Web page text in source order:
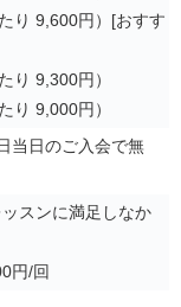
り 9,600円）[おすす
り 9,300円）
り 9,000円）
当日のご入会で無
スンに満足しなか
円/回